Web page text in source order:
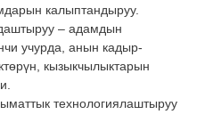
калыптандыруу.
– адамдын
учурда, анын кадыр-
кызыкчылыктарын
технологиялаштыруу